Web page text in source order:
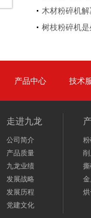
废钢
... 金属压
摩托
木材粉碎机
树枝粉碎机
产品中心 技术
走进九龙
公司简介
产品质量
九龙业绩
发展战略
发展历程
党建文化